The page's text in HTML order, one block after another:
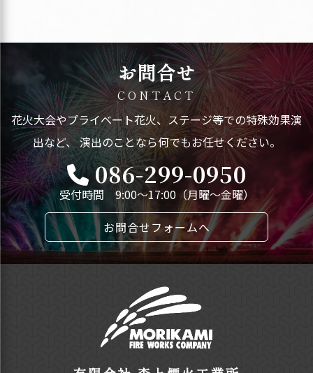
お問合せ
CONTACT
花火大会やプライベート花火、ステージ等での特殊効果演
出など、演出のことなら何でもお任せください。
086-299-0950
受付時間 9:00～17:00（月曜～金曜）
お問合せフォームへ